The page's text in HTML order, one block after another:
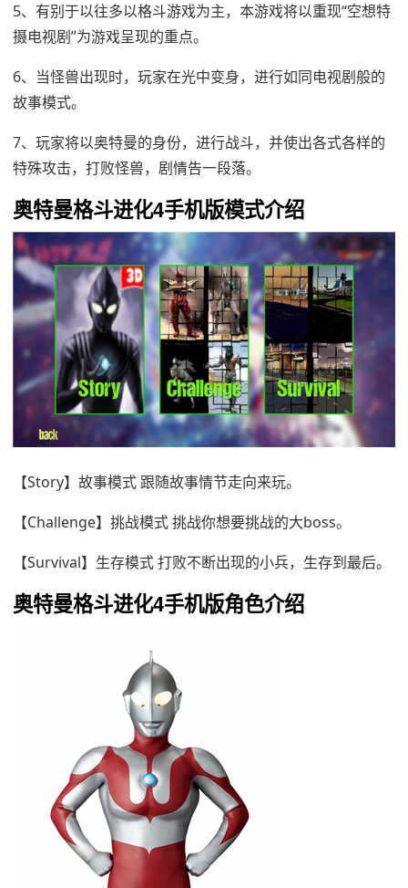
5、有别于以往多以格斗游戏为主，本游戏将以重现“空想特
摄电视剧”为游戏呈现的重点。
6、当怪兽出现时，玩家在光中变身，进行如同电视剧般的
故事模式。
7、玩家将以奥特曼的身份，进行战斗，并使出各式各样的
特殊攻击，打败怪兽，剧情告一段落。
奥特曼格斗进化4手机版模式介绍
【Story】故事模式 跟随故事情节走向来玩。
【Challenge】挑战模式 挑战你想要挑战的大boss。
【Survival】生存模式 打败不断出现的小兵，生存到最后。
奥特曼格斗进化4手机版角色介绍